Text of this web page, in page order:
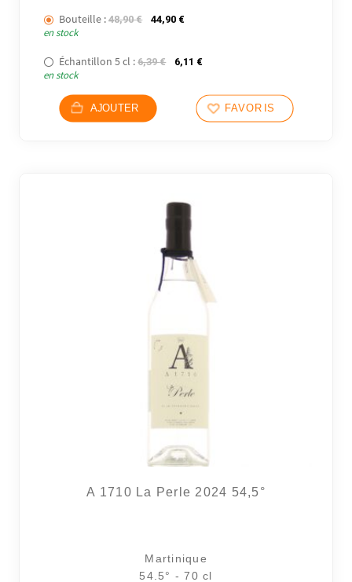
Bouteille : 48,90€ Le prix initial était : 48,90 €.
44,90 €Le prix actuel est : 44,90 €.
en stock
Échantillon 5 cl : 6,39€ Le prix initial était : 6,39 €.
6,11 €Le prix actuel est : 6,11 €.
en stock
AJOUTER FAVORIS
A 1710 La Perle 2024 54,5°
Martinique
54.5° - 70 cl